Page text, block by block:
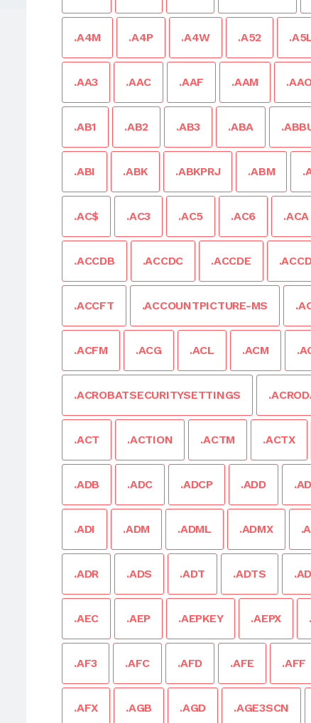
.A4M .A4P .A4W .A52
.AA3 .AAC .AAF .AAM .AAO
.AB1 .AB2 .AB3 .ABA
.ABI .ABK .ABKPRJ .ABM
.AC$ .AC3 .AC5 .AC6 .ACA
.ACCDB .ACCDC .ACCDE
.ACCFT .ACCOUNTPICTURE-MS
.ACFM .ACG .ACL .ACM
.ACROBATSECURITYSETTINGS
.ACT .ACTION .ACTM .ACTX
.ADB .ADC .ADCP .ADD
.ADI .ADM .ADML .ADMX
.ADR .ADS .ADT .ADTS
.AEC .AEP .AEPKEY .AEPX
.AF3 .AFC .AFD .AFE .AFF
.AFX .AGB .AGD .AGE3SCN